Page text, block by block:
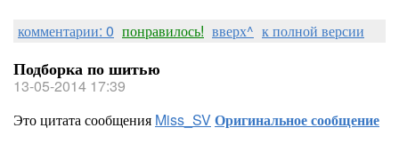
комментарии: 0 понравилось! вверх^ к полной версии
Подборка по шитью
13-05-2014 17:39
Это цитата сообщения Miss_SVОригинальное сообщение